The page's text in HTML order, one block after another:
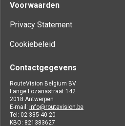
Voorwaarden
Privacy Statement
Cookiebeleid
Contactgegevens
RouteVision Belgium BV
Lange Lozanastraat 142
2018 Antwerpen
E-mail: info@routevision.be
Tel: 02 335 40 20
KBO: 821383627